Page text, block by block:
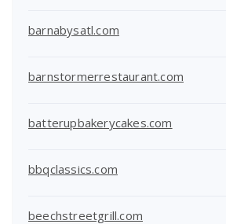
barnabysatl.com
barnstormerrestaurant.com
batterupbakerycakes.com
bbqclassics.com
beechstreetgrill.com